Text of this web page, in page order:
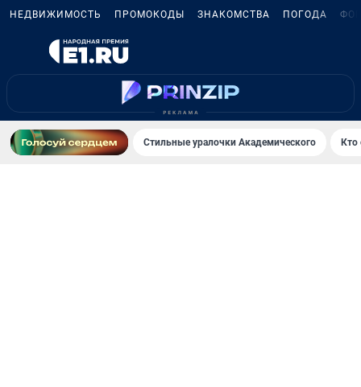
НЕДВИЖИМОСТЬ ПРОМОКОДЫ ЗНАКОМСТВА ПОГОДА
Стильные уралочки Академического Кто